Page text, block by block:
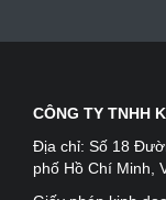
CÔNG TY TNHH
Địa chỉ: Số 18
phố Hồ Chí Minh,